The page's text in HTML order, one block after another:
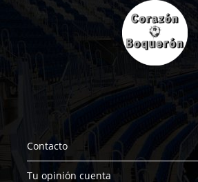
Contacto
Tu opinión cuenta